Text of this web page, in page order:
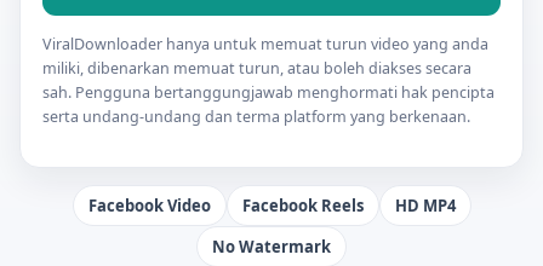
ViralDownloader hanya untuk memuat turun video yang anda
miliki, dibenarkan memuat turun, atau boleh diakses secara
sah. Pengguna bertanggungjawab menghormati hak pencipta
serta undang-undang dan terma platform yang berkenaan.
Facebook Video Facebook Reels
HD MP4
No Watermark